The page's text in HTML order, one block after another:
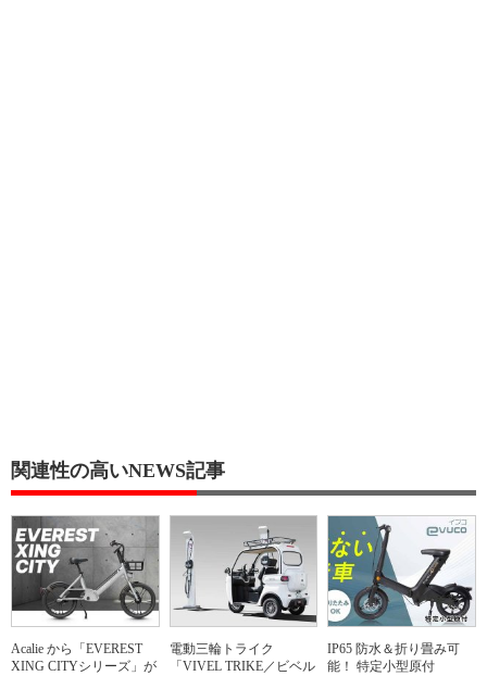
関連性の高いNEWS記事
Acalie から「EVEREST
XING CITYシリーズ」が
電動三輪トライク
「VIVEL TRIKE／ビベル
IP65 防水＆折り畳み可
能！ 特定小型原付